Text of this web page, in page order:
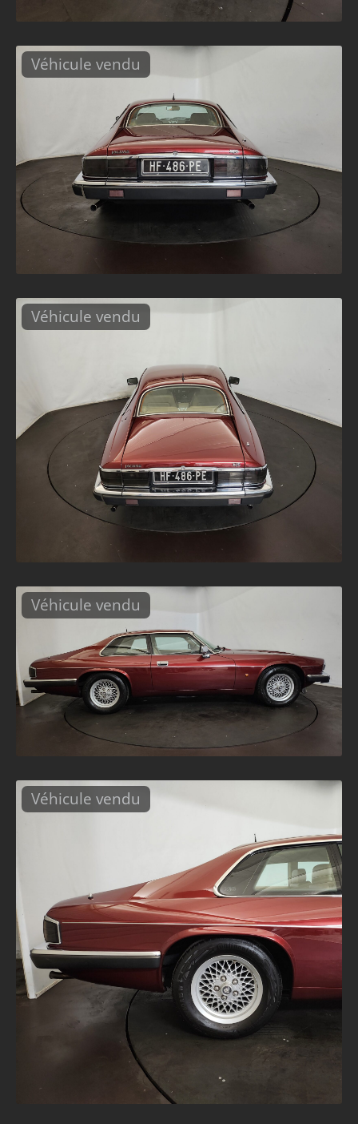
Véhicule vendu
Véhicule vendu
Véhicule vendu
Véhicule vendu